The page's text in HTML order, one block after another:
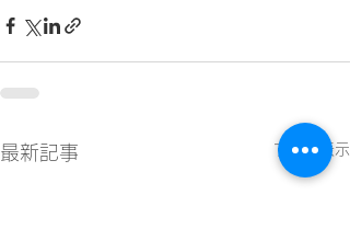
最新記事 すべて表示